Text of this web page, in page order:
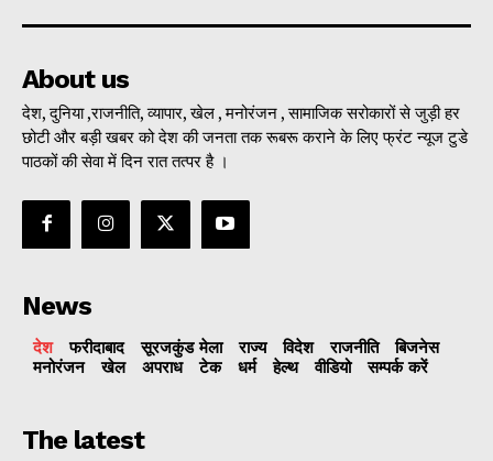
About us
देश, दुनिया ,राजनीति, व्यापार, खेल , मनोरंजन , सामाजिक सरोकारों से जुड़ी हर
छोटी और बड़ी खबर को देश की जनता तक रूबरू कराने के लिए फ्रंट न्यूज टुडे
पाठकों की सेवा में दिन रात तत्पर है ।
News
देश फरीदाबाद सूरजकुंड मेला राज्‍य विदेश राजनीति
बिजनेस
मनोरंजन
खेल अपराध टेक धर्म हेल्थ वीडियो सम्पर्क करें
The latest